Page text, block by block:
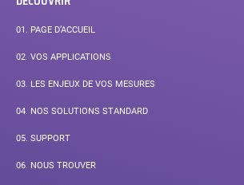
01. PAGE D’ACCUEIL
02. VOS APPLICATIONS
03. LES ENJEUX DE VOS MESURES
04. NOS SOLUTIONS STANDARD
05. SUPPORT
06. NOUS TROUVER